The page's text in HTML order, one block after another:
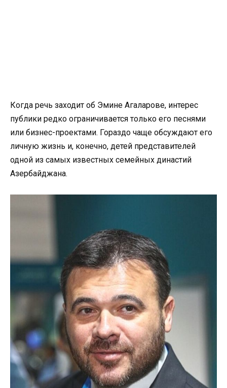
Когда речь заходит об Эмине Агаларове, интерес
публики редко ограничивается только его песнями
или бизнес-проектами. Гораздо чаще обсуждают его
личную жизнь и, конечно, детей представителей
одной из самых известных семейных династий
Азербайджана.